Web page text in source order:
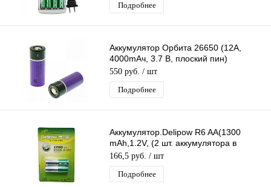
Подробнее
Аккумулятор Орбита 26650 (12А,
4000mAч, 3.7 В, плоский пин)
перезаряжаемая литий-ионная
Батарея 1ШТ.
550 руб. / шт
Подробнее
Аккумулятор.Delipow R6 AA(1300
mAh,1.2V, (2 шт. аккумулятора в
блистере) BP-2 цена за 1 ШТ.
166,5 руб. / шт
Подробнее